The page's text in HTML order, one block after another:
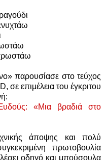
παρουσίασε στο τεύχος
σε επιμέλεια του έγκριτου
«Μια βραδιά στο
άποψης και πολύ
πρωτοβουλία
οδηγό και μπούσουλα